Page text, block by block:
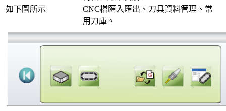
如下圖所示
CNC檔匯入匯出、刀具資料管理、常
用刀庫。